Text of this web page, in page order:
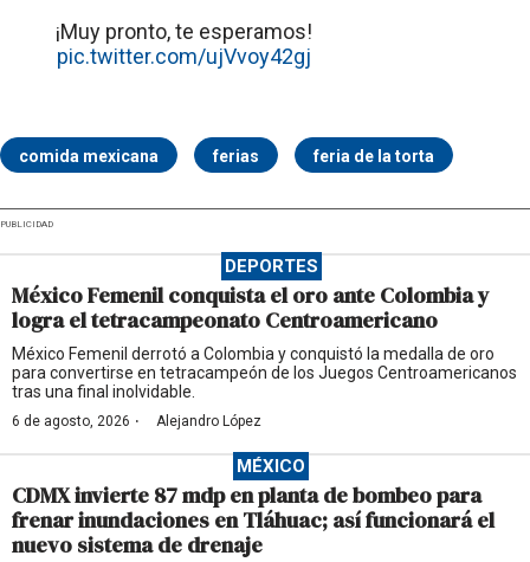
¡Muy pronto, te esperamos!
pic.twitter.com/ujVvoy42gj
comida mexicana ferias feria de la torta
PUBLICIDAD
DEPORTES
México Femenil conquista el oro ante Colombia y
logra el tetracampeonato Centroamericano
México Femenil derrotó a Colombia y conquistó la medalla de oro
para convertirse en tetracampeón de los Juegos Centroamericanos
tras una final inolvidable.
6 de agosto, 2026 · Alejandro López
MÉXICO
CDMX invierte 87 mdp en planta de bombeo para
frenar inundaciones en Tláhuac; así funcionará el
nuevo sistema de drenaje